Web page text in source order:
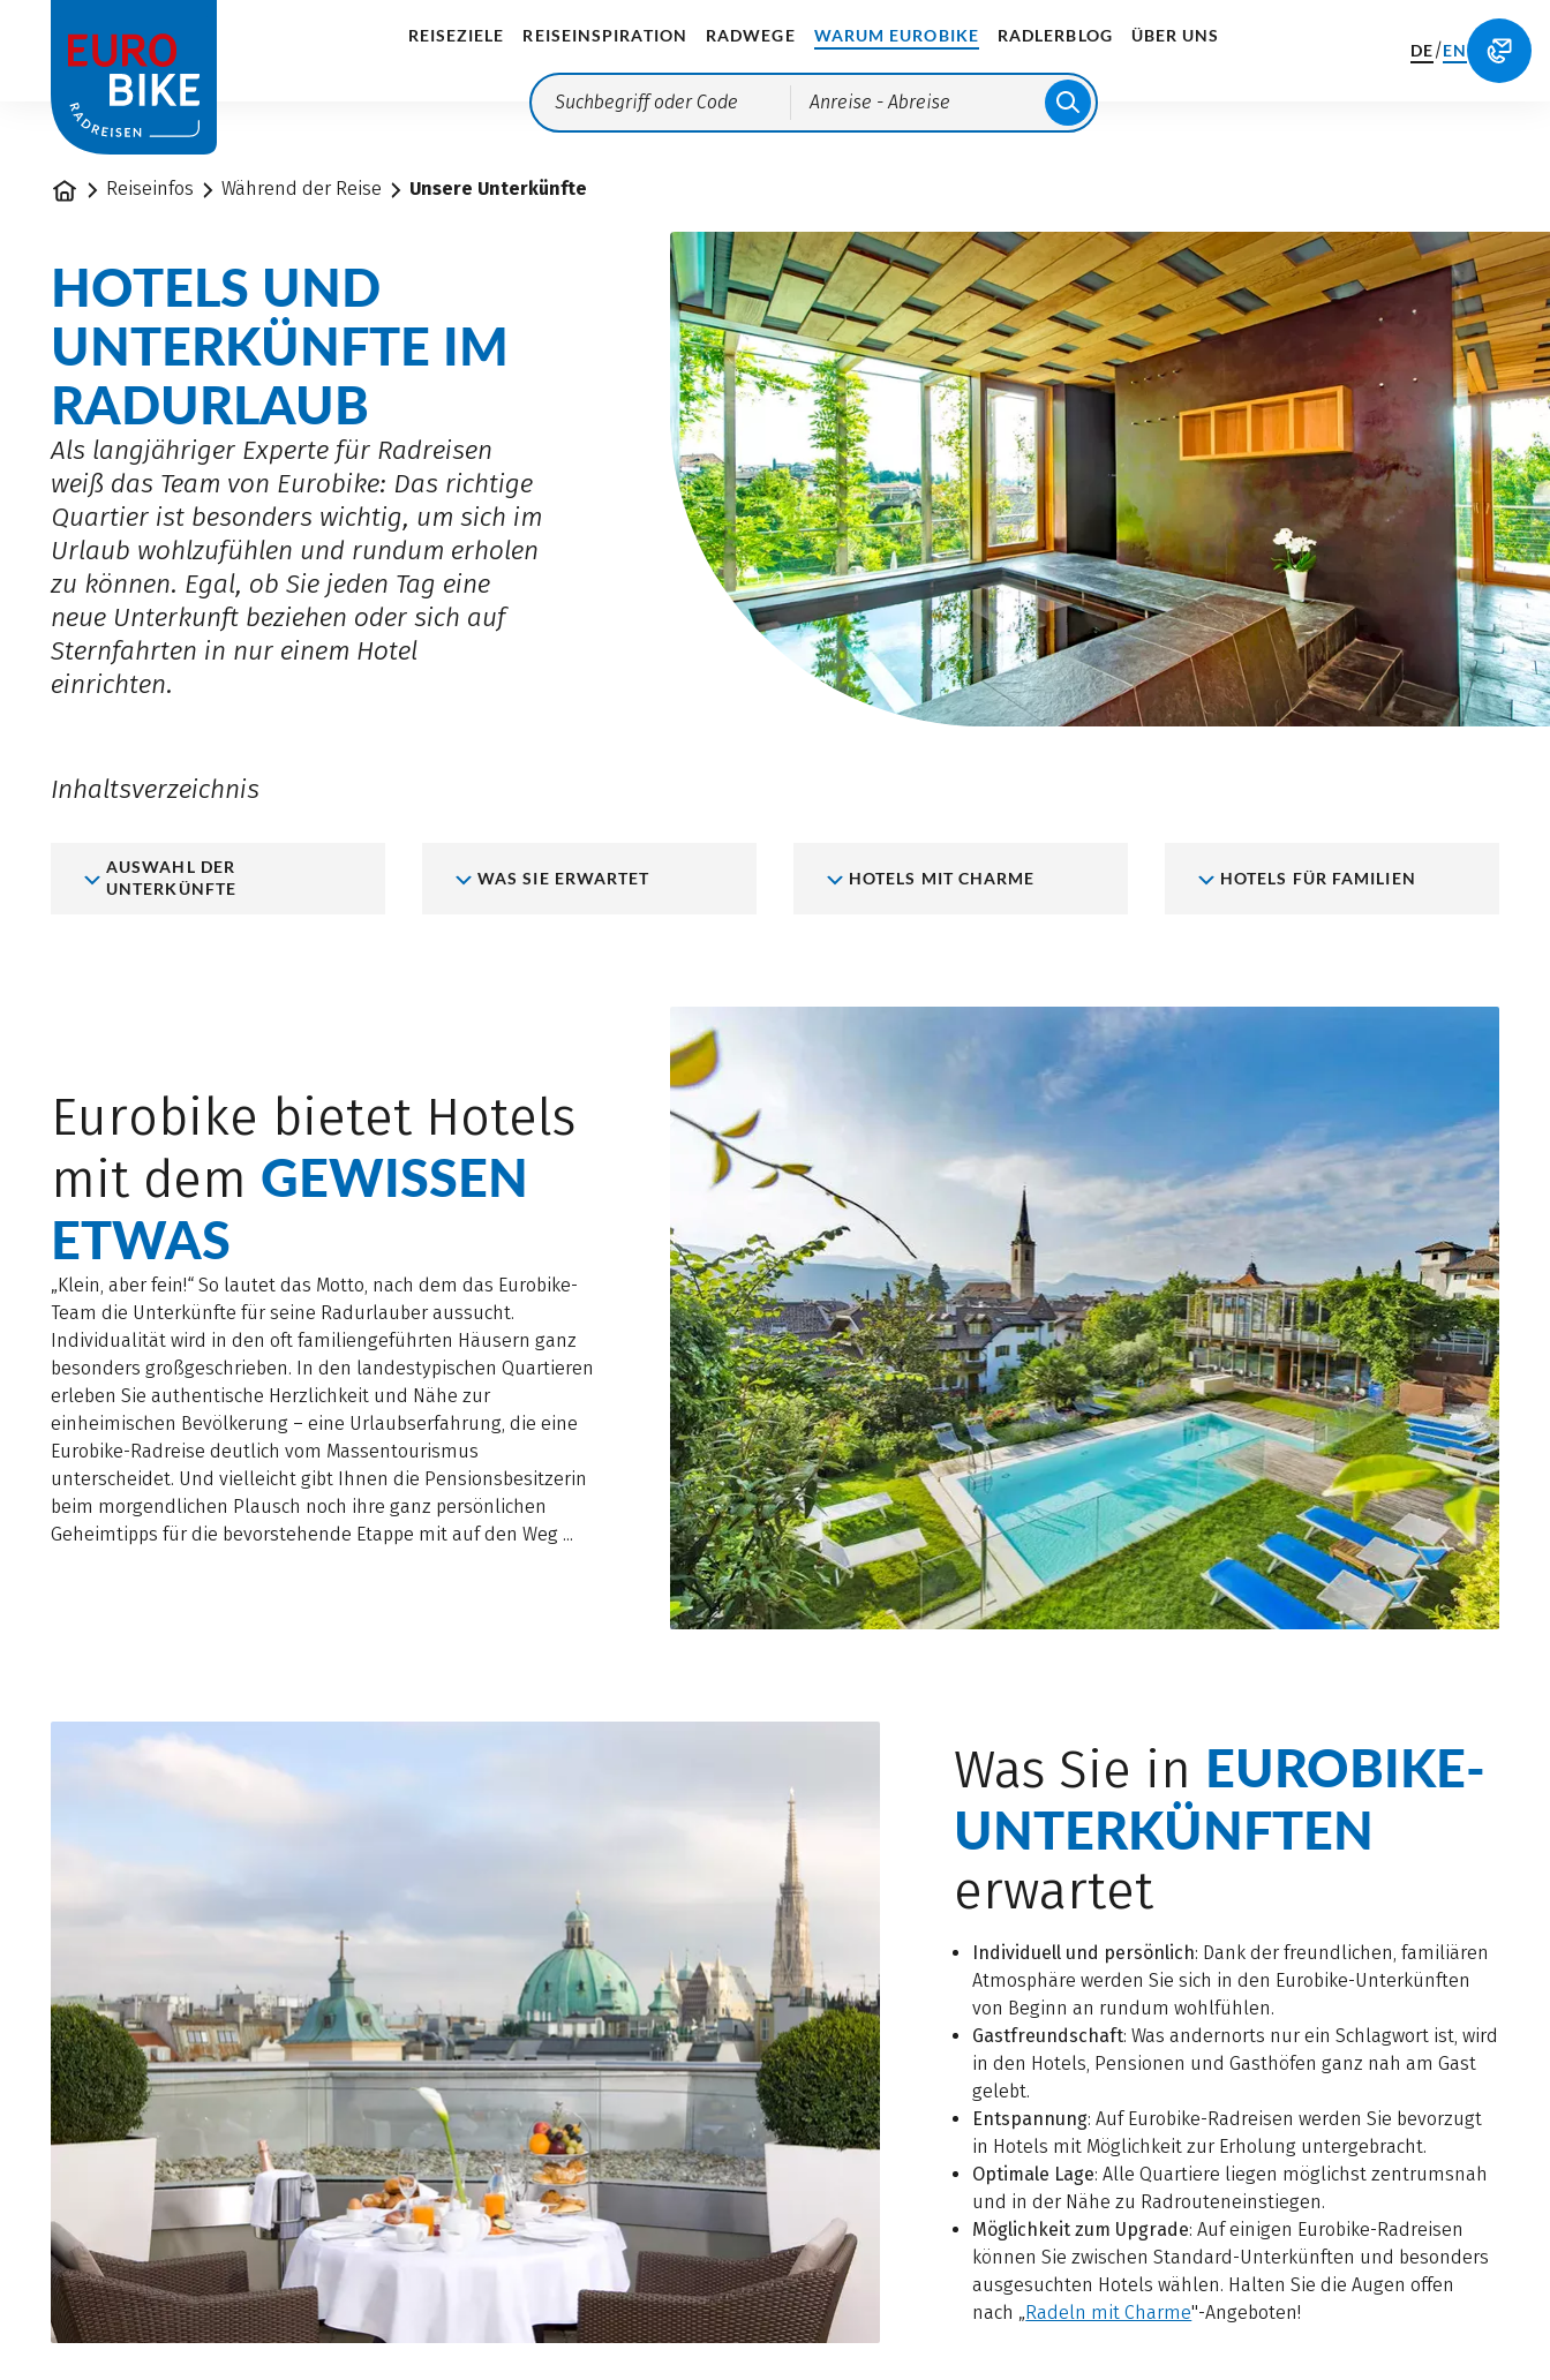
REISEZIELE REISEINSPIRATION RADWEGE WARUM EUROBIKE RADLERBLOG ÜBER UNS
Anreise - Abreise
DE/EN
StartseiteReiseinfos Während der Reise Unsere Unterkünfte
HOTELS UND
UNTERKÜNFTE IM
RADURLAUB
Als langjähriger Experte für Radreisen
weiß das Team von Eurobike: Das richtige
Quartier ist besonders wichtig, um sich im
Urlaub wohlzufühlen und rundum erholen
zu können. Egal, ob Sie jeden Tag eine
neue Unterkunft beziehen oder sich auf
Sternfahrten in nur einem Hotel
einrichten.
Inhaltsverzeichnis
AUSWAHL DER
UNTERKÜNFTE
WAS SIE ERWARTET HOTELS MIT CHARME HOTELS FÜR FAMILIEN
Eurobike bietet Hotels
mit dem GEWISSEN
ETWAS
„Klein, aber fein!“ So lautet das Motto, nach dem das Eurobike-
Team die Unterkünfte für seine Radurlauber aussucht.
Individualität wird in den oft familiengeführten Häusern ganz
besonders großgeschrieben. In den landestypischen Quartieren
erleben Sie authentische Herzlichkeit und Nähe zur
einheimischen Bevölkerung – eine Urlaubserfahrung, die eine
Eurobike-Radreise deutlich vom Massentourismus
unterscheidet. Und vielleicht gibt Ihnen die Pensionsbesitzerin
beim morgendlichen Plausch noch ihre ganz persönlichen
Geheimtipps für die bevorstehende Etappe mit auf den Weg ...
Was Sie in EUROBIKE-
UNTERKÜNFTEN
erwartet
Individuell und persönlich: Dank der freundlichen, familiären
Atmosphäre werden Sie sich in den Eurobike-Unterkünften
von Beginn an rundum wohlfühlen.
Gastfreundschaft: Was andernorts nur ein Schlagwort ist, wird
in den Hotels, Pensionen und Gasthöfen ganz nah am Gast
gelebt.
Entspannung: Auf Eurobike-Radreisen werden Sie bevorzugt
in Hotels mit Möglichkeit zur Erholung untergebracht.
Optimale Lage: Alle Quartiere liegen möglichst zentrumsnah
und in der Nähe zu Radrouteneinstiegen.
Möglichkeit zum Upgrade: Auf einigen Eurobike-Radreisen
können Sie zwischen Standard-Unterkünften und besonders
ausgesuchten Hotels wählen. Halten Sie die Augen offen
nach „ Radeln mit Charme"-Angeboten!